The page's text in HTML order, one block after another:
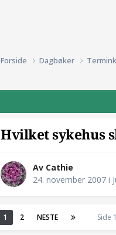
Forside Dagbøker
Hvilket sykehus
Av Cathie
24. november 2007 i
1 2 NESTE Side